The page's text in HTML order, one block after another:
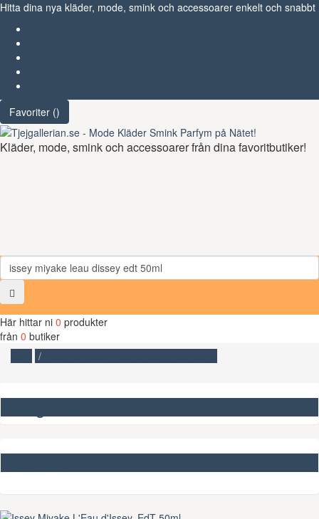
Hitta dina nya kläder, mode, smink och accessoarer enkelt och snabbt
Favoriter ()
Kläder, mode, smink och accessoarer från dina favoritbutiker!
Här hittar ni 0 produkter
från 0 butiker